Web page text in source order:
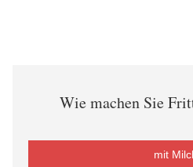
Wie machen Sie
mit